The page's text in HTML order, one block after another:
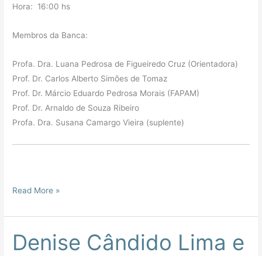
Hora: 16:00 hs
Membros da Banca:
Profa. Dra. Luana Pedrosa de Figueiredo Cruz (Orientadora)
Prof. Dr. Carlos Alberto Simões de Tomaz
Prof. Dr. Márcio Eduardo Pedrosa Morais (FAPAM)
Prof. Dr. Arnaldo de Souza Ribeiro
Profa. Dra. Susana Camargo Vieira (suplente)
Read More »
Denise Cândido Lima e
Denise
Cândido